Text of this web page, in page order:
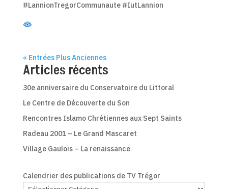
#LannionTregorCommunaute #IutLannion
« Entrées Plus Anciennes
Articles récents
30e anniversaire du Conservatoire du Littoral
Le Centre de Découverte du Son
Rencontres Islamo Chrétiennes aux Sept Saints
Radeau 2001 – Le Grand Mascaret
Village Gaulois – La renaissance
Calendrier des publications de TV Trégor